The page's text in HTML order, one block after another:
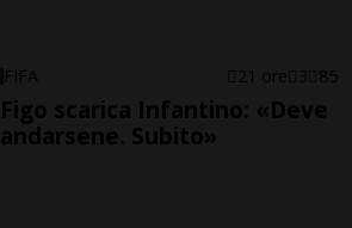
FIFA 21 ore 3 85
Figo scarica Infantino: «Deve
andarsene. Subito»